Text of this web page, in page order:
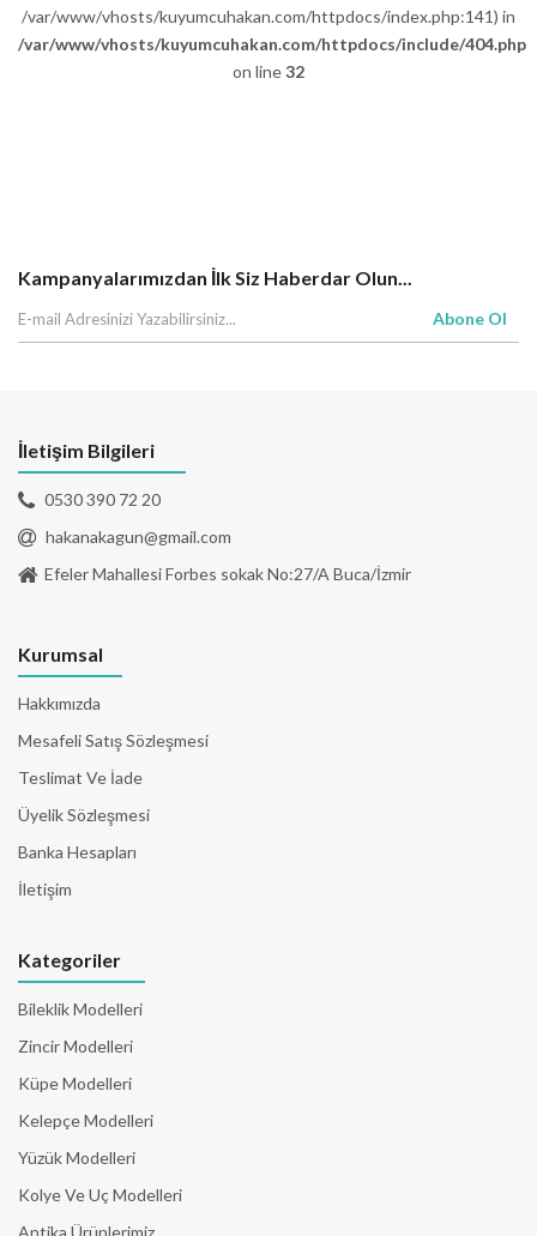
/var/www/vhosts/kuyumcuhakan.com/httpdocs/index.php:141) in
/var/www/vhosts/kuyumcuhakan.com/httpdocs/include/404.php
on line32
Kampanyalarımızdan İlk Siz Haberdar Olun...
Abone Ol
İletişim Bilgileri
0530 390 72 20
hakanakagun@gmail.com
Efeler Mahallesi Forbes sokak No:27/A Buca/İzmir
Kurumsal
Hakkımızda
Mesafeli Satış Sözleşmesi
Teslimat Ve İade
Üyelik Sözleşmesi
Banka Hesapları
İletişim
Kategoriler
Bileklik Modelleri
Zincir Modelleri
Küpe Modelleri
Kelepçe Modelleri
Yüzük Modelleri
Kolye Ve Uç Modelleri
Antika Ürünlerimiz